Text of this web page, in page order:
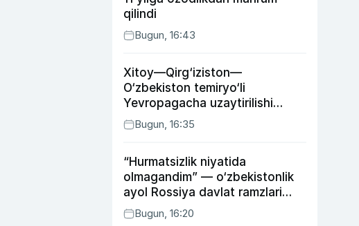
qilindi
Bugun, 16:43
Xitoy—Qirg‘iziston—
O‘zbekiston temiryo‘li
Yevropagacha uzaytirilishi
mumkin
Bugun, 16:35
“Hurmatsizlik niyatida
olmagandim” — o‘zbekistonlik
ayol Rossiya davlat ramzlari
tushirilgan poyandoz haqida
Bugun, 16:20